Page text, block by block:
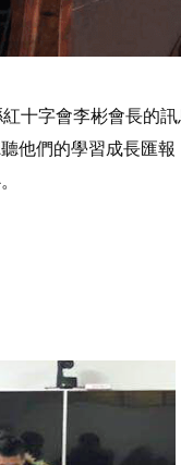
十字會李彬會長的
們的學習成長匯